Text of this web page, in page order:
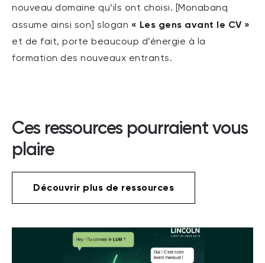
nouveau domaine qu’ils ont choisi. [Monabanq
assume ainsi son] slogan « Les gens avant le CV »
et de fait, porte beaucoup d’énergie à la
formation des nouveaux entrants.
Ces ressources pourraient vous
plaire
Découvrir plus de ressources